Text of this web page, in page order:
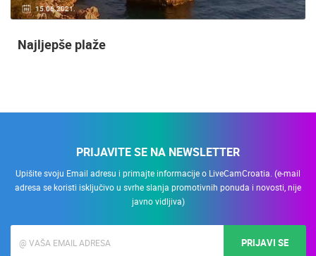
15.06.2021.
Najljepše plaže
PRIJAVITE SE NA NEWSLETTER
Upišite svoju Email adresu i primajte informacije o LiveCamCroatia. (e-mail
adresa se koristi isključivo u svrhe slanja promotivnih ponuda i novosti, nije
javno vidljiva)
PRIJAVI SE